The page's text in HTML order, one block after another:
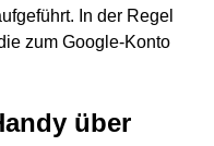
In der Regel
zum Google-Konto
über